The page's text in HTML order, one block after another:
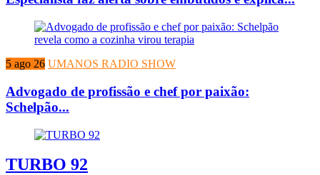
5 ago 26 UMANOS RADIO SHOW
Advogado de profissão e chef por paixão:
Schelpão...
TURBO 92